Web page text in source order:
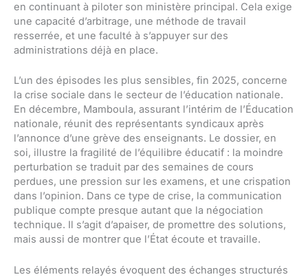
en continuant à piloter son ministère principal. Cela exige
une capacité d’arbitrage, une méthode de travail
resserrée, et une faculté à s’appuyer sur des
administrations déjà en place.
L’un des épisodes les plus sensibles, fin 2025, concerne
la crise sociale dans le secteur de l’éducation nationale.
En décembre, Mamboula, assurant l’intérim de l’Éducation
nationale, réunit des représentants syndicaux après
l’annonce d’une grève des enseignants. Le dossier, en
soi, illustre la fragilité de l’équilibre éducatif : la moindre
perturbation se traduit par des semaines de cours
perdues, une pression sur les examens, et une crispation
dans l’opinion. Dans ce type de crise, la communication
publique compte presque autant que la négociation
technique. Il s’agit d’apaiser, de promettre des solutions,
mais aussi de montrer que l’État écoute et travaille.
Les éléments relayés évoquent des échanges structurés